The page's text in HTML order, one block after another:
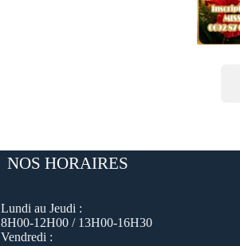
NOS HORAIRES
Lundi au Jeudi :
8H00-12H00 / 13H00-16H30
Vendredi :